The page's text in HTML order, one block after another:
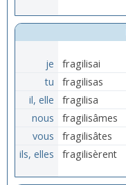
je
fragilisai
tu
fragilisas
il, elle
fragilisa
nous
fragilisâmes
vous
fragilisâtes
ils, elles
fragilisèrent